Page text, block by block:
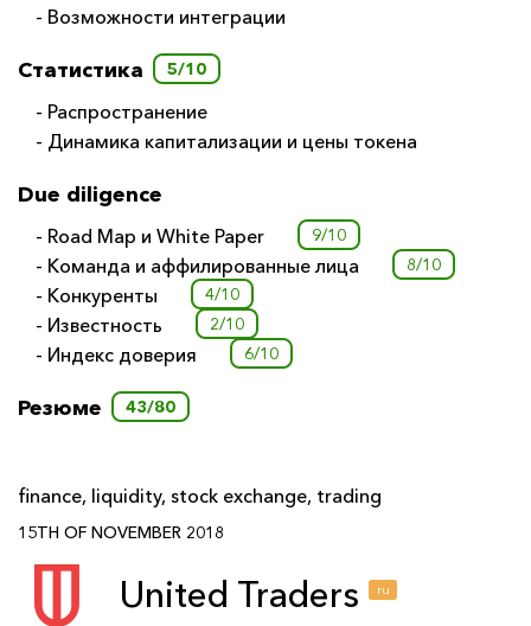
- Возможности интеграции
Статистика 5/10
- Распространение
- Динамика капитализации и цены токена
Due diligence
- Road Map и White Paper 9/10
- Команда и аффилированные лица 8/10
- Конкуренты 4/10
- Известность 2/10
- Индекс доверия 6/10
Резюме 43/80
finance, liquidity, stock exchange, trading
15TH OF NOVEMBER 2018
United Traders ru